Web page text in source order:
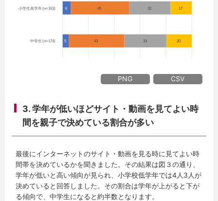
PNG CSV
3. 学年が低いほどサイト・動画を見てよい時
間を親子で決めている割合が多い
最後にインターネットのサイト・動画を見る時に見てよい時
間帯を決めているかを聞きました。その結果は図３の通り、
学年が低いと高い傾向が見られ、小学校低学年では4人3人が
決めていると回答しました。その割合は学年が上がると下が
る傾向で、中学生になると約半数となります。